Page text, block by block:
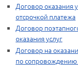
Договор оказания
отсрочкой платежа
Договор
оказания услуг
Договор на
по сопровождению